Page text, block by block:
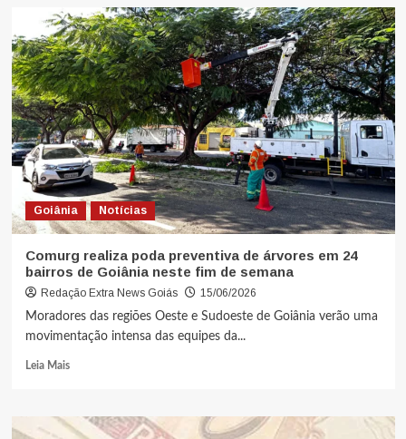
Goiânia Notícias
Comurg realiza poda preventiva de árvores em 24
bairros de Goiânia neste fim de semana
Redação Extra News Goiás
15/06/2026
Moradores das regiões Oeste e Sudoeste de Goiânia verão uma
movimentação intensa das equipes da...
Leia Mais